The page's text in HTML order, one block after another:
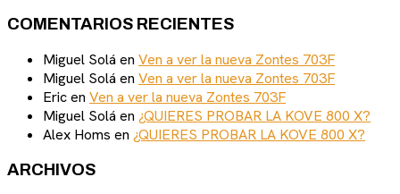
COMENTARIOS RECIENTES
Miguel Solá en Ven a ver la nueva Zontes 703F
Miguel Solá en Ven a ver la nueva Zontes 703F
Ericen Ven a ver la nueva Zontes 703F
Miguel Solá en ¿QUIERES PROBAR LA KOVE 800 X?
Alex Homs en ¿QUIERES PROBAR LA KOVE 800 X?
ARCHIVOS